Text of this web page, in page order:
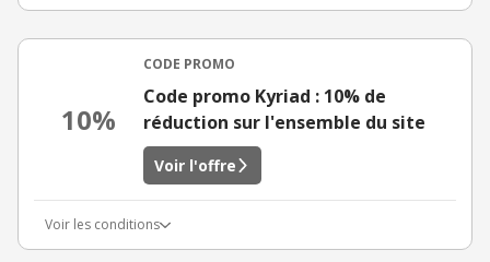
10%
CODE PROMO
Code promo Kyriad : 10% de
réduction sur l'ensemble du site
Voir l'offre
Voir les conditions